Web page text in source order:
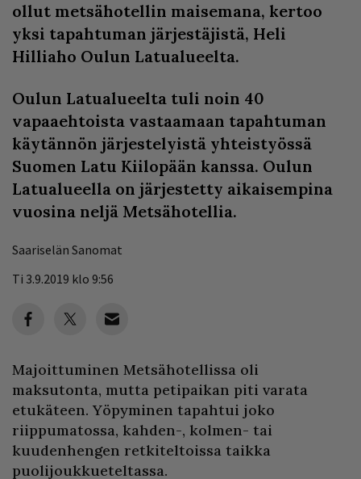
ollut metsähotellin maisemana, kertoo
yksi tapahtuman järjestäjistä, Heli
Hilliaho Oulun Latualueelta.
Oulun Latualueelta tuli noin 40
vapaaehtoista vastaamaan tapahtuman
käytännön järjestelyistä yhteistyössä
Suomen Latu Kiilopään kanssa. Oulun
Latualueella on järjestetty aikaisempina
vuosina neljä Metsähotellia.
Saariselän Sanomat
Ti 3.9.2019 klo 9:56
Majoittuminen Metsähotellissa oli
maksutonta, mutta petipaikan piti varata
etukäteen. Yöpyminen tapahtui joko
riippumatossa, kahden-, kolmen- tai
kuudenhengen retkiteltoissa taikka
puolijoukkueteltassa.